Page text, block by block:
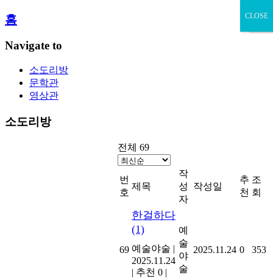
홈
Navigate to
소도리방
문학관
영상관
소도리방
전체 69
번
호
제목
작
성
자
작성일
추
천
조
회
69
한걸하다
(1)
예술야술 |
2025.11.24
| 추천 0 |
예
술
야
술
2025.11.24 0 353
닫기
CLOSE